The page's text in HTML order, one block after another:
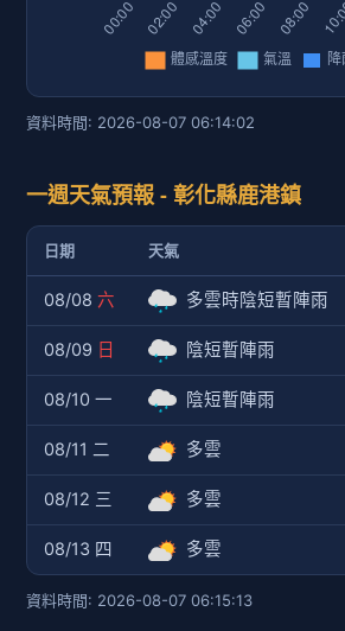
資料時間: 2026-08-07 06:14:02
一週天氣預報 - 彰化縣鹿港鎮
日期 天氣
08/08 六 多雲時陰短暫陣雨
08/09 日 陰短暫陣雨
08/10 一 陰短暫陣雨
08/11 二 多雲
08/12 三 多雲
08/13 四 多雲
資料時間: 2026-08-07 06:15:13